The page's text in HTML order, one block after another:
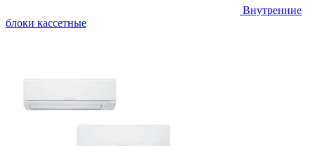
Внутренние
блоки кассетные